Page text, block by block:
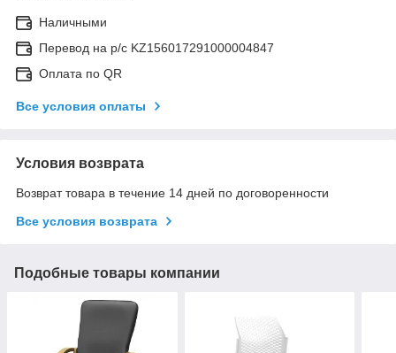
Наличными
Перевод на р/с KZ156017291000004847
Оплата по QR
Все условия оплаты
Условия возврата
Возврат товара в течение 14 дней по договоренности
Все условия возврата
Подобные товары компании